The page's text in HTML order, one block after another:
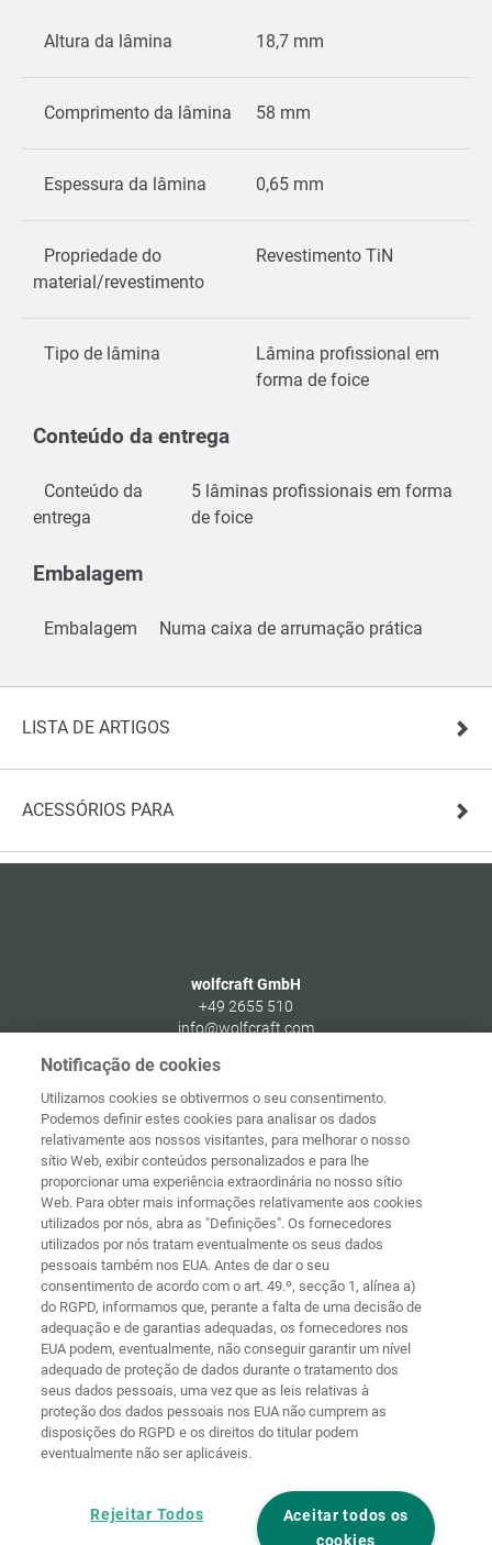
Altura da lâmina 18,7 mm
Comprimento da lâmina 58 mm
Espessura da lâmina 0,65 mm
Propriedade do
material/revestimento
Revestimento TiN
Tipo de lâmina
Lâmina profissional em
forma de foice
Conteúdo da entrega
Conteúdo da
entrega
5 lâminas profissionais em forma
de foice
Embalagem
Embalagem Numa caixa de arrumação prática
LISTA DE ARTIGOS
ACESSÓRIOS PARA
wolfcraft GmbH
+49 2655 510
info@wolfcraft.com
Wolffstraße 1
Germany
Página
principal Contacto Aviso legal
Proteção de
Termos e
condições
Diretivas de
cookies Iniciar sessão
Declaração de
Acessibilidade
Definições de cookies
Notificação de cookies
Utilizamos cookies se obtivermos o seu consentimento.
Podemos definir estes cookies para analisar os dados
relativamente aos nossos visitantes, para melhorar o nosso
sítio Web, exibir conteúdos personalizados e para lhe
proporcionar uma experiência extraordinária no nosso sítio
Web. Para obter mais informações relativamente aos cookies
utilizados por nós, abra as "Definições". Os fornecedores
utilizados por nós tratam eventualmente os seus dados
pessoais também nos EUA. Antes de dar o seu
consentimento de acordo com o art. 49.º, secção 1, alínea a)
do RGPD, informamos que, perante a falta de uma decisão de
adequação e de garantias adequadas, os fornecedores nos
EUA podem, eventualmente, não conseguir garantir um nível
adequado de proteção de dados durante o tratamento dos
seus dados pessoais, uma vez que as leis relativas à
proteção dos dados pessoais nos EUA não cumprem as
disposições do RGPD e os direitos do titular podem
eventualmente não ser aplicáveis.
Aceitar todos os
cookies
Rejeitar Todos